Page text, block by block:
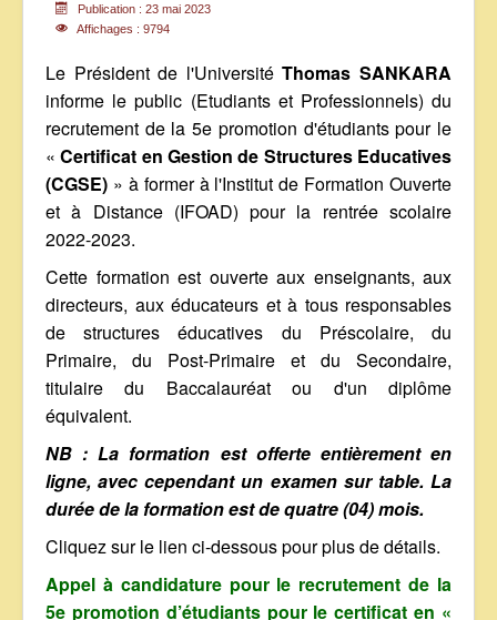
Publication : 23 mai 2023
Affichages : 9794
Le Président de l'UniversitéThomas SANKARA
informe le public (Etudiants et Professionnels) du
recrutement de la 5e promotion d'étudiants pour le
«Certificat en Gestion de Structures Educatives
(CGSE) » à former à l'Institut de Formation Ouverte
et à Distance (IFOAD) pour la rentrée scolaire
2022-2023.
Cette formation est ouverte aux enseignants, aux
directeurs, aux éducateurs et à tous responsables
de structures éducatives du Préscolaire, du
Primaire, du Post-Primaire et du Secondaire,
titulaire du Baccalauréat ou d'un diplôme
équivalent.
NB : La formation est offerte entièrement en
ligne, avec cependant un examen sur table. La
durée de la formation est de quatre (04) mois.
Cliquez sur le lien ci-dessous pour plus de détails.
Appel à candidature pour le recrutement de la
5e promotion d’étudiants pour le certificat en «